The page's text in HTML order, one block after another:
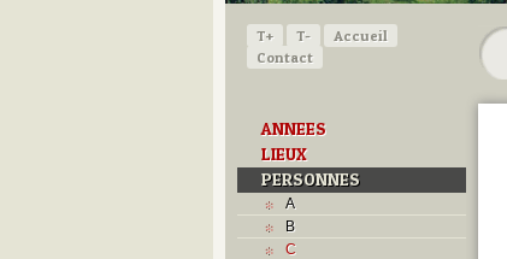
T+ T-
Accueil
Contact
ANNEES
LIEUX
PERSONNES
A
B
C